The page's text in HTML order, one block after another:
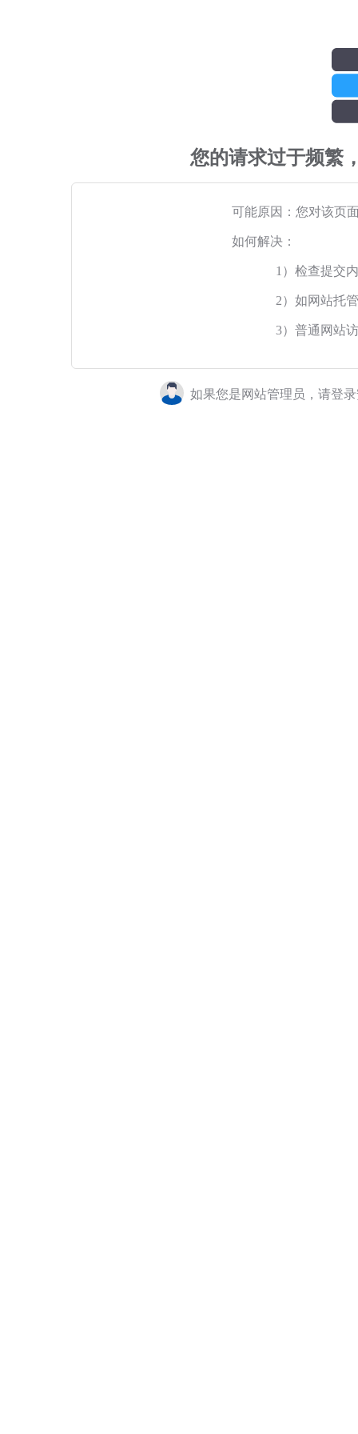
您的请求过于频繁
可能原因：您对该页
如何解决：
1）检查提交
2）如网站托
3）普通网站
如果您是网站管理员，请登